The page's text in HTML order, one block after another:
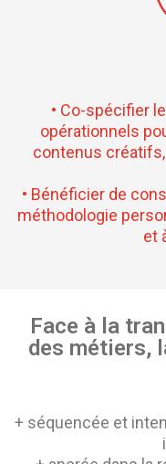
• Co-spécifier
opérationnels
contenus
• Bénéficier de
méthodologie
et
Face à la
des métiers,
+ séquencée et